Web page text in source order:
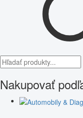
Nakupovať